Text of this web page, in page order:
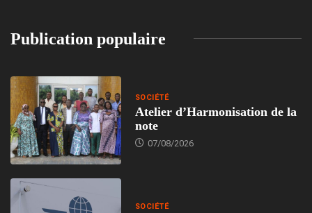
Publication populaire
SOCIÉTÉ
Atelier d’Harmonisation de la
note
07/08/2026
SOCIÉTÉ